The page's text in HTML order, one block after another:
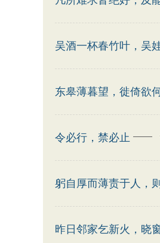
吴酒一杯春竹叶，吴
东皋薄暮望，徙倚欲何
令必行，禁必止 ——
躬自厚而薄责于人，
昨日邻家乞新火，晓